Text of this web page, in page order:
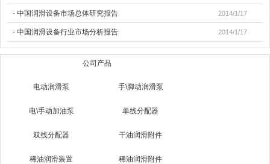
· 中国润滑设备市场总体研究报告 2014/1/17
· 中国润滑设备行业市场分析报告 2014/1/17
公司产品
电动润滑泵 手\脚动润滑泵
电\手动加油泵 单线分配器
双线分配器 干油润滑附件
稀油润滑装置 稀油润滑附件